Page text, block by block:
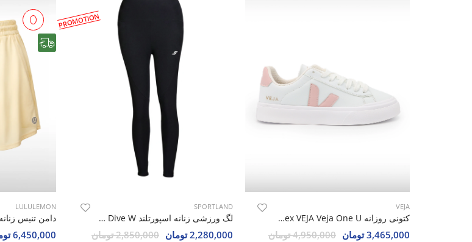
VEJA
کتونی روزانه Unisex VEJA Veja One U
3,465,000 تومان 4,950,000 تومان
SPORTLAND
لگ ورزشی زنانه اسپورتلند SHIFT Dive W
2,280,000 تومان 2,850,000 تومان
PROMOTION
رایگان
LULULEMON
6,450,000 تومان